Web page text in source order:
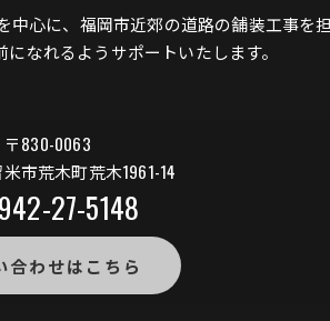
心に、福岡市近郊の道路の舗装工事を
なれるようサポートいたします。
〒830-0063
市荒木町荒木1961-14
27-5148
合わせはこちら